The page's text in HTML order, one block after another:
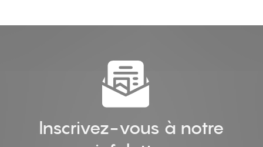
Inscrivez-vous à notre